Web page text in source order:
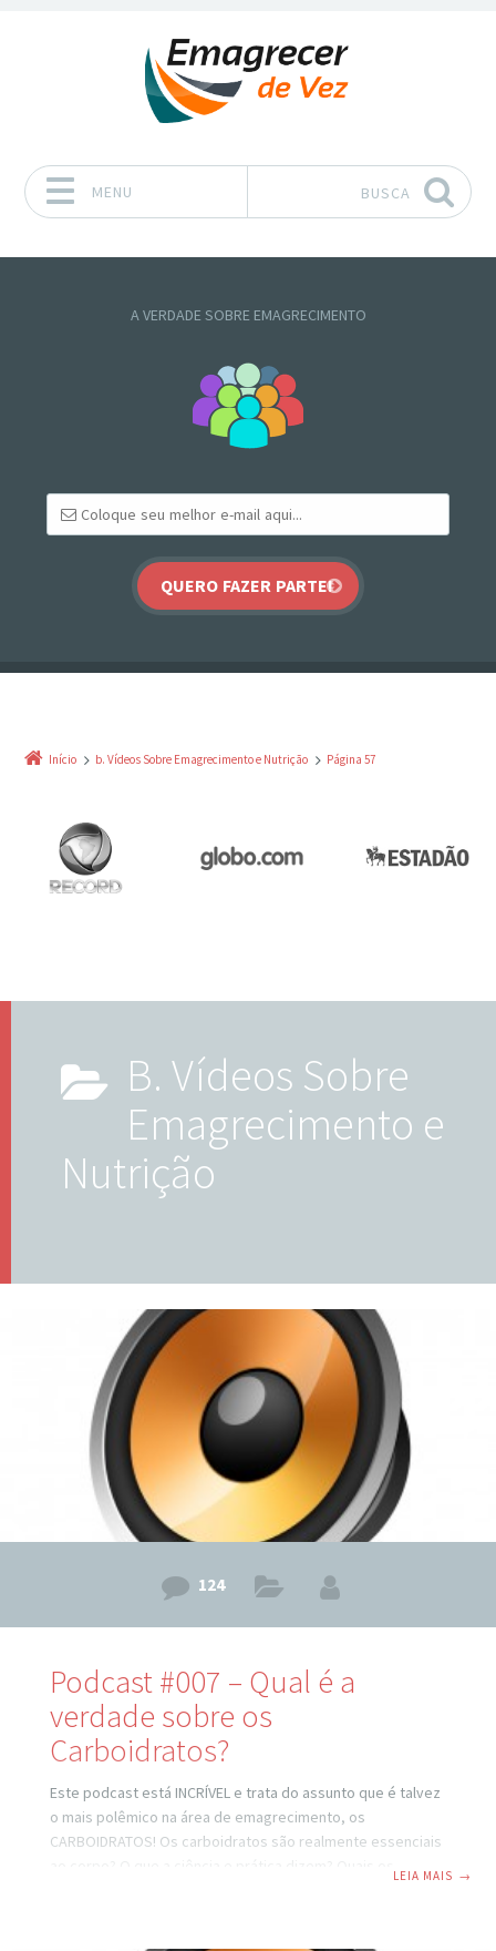
MENU BUSCA
A VERDADE SOBRE EMAGRECIMENTO
Início b. Vídeos Sobre Emagrecimento e Nutrição Página 57
b. Vídeos Sobre
Emagrecimento e
Nutrição
124
Podcast #007 – Qual é a
verdade sobre os
Carboidratos?
Este podcast está INCRÍVEL e trata do assunto que é talvez
o mais polêmico na área de emagrecimento, os
CARBOIDRATOS! Os carboidratos são realmente essenciais
LEIA MAIS →